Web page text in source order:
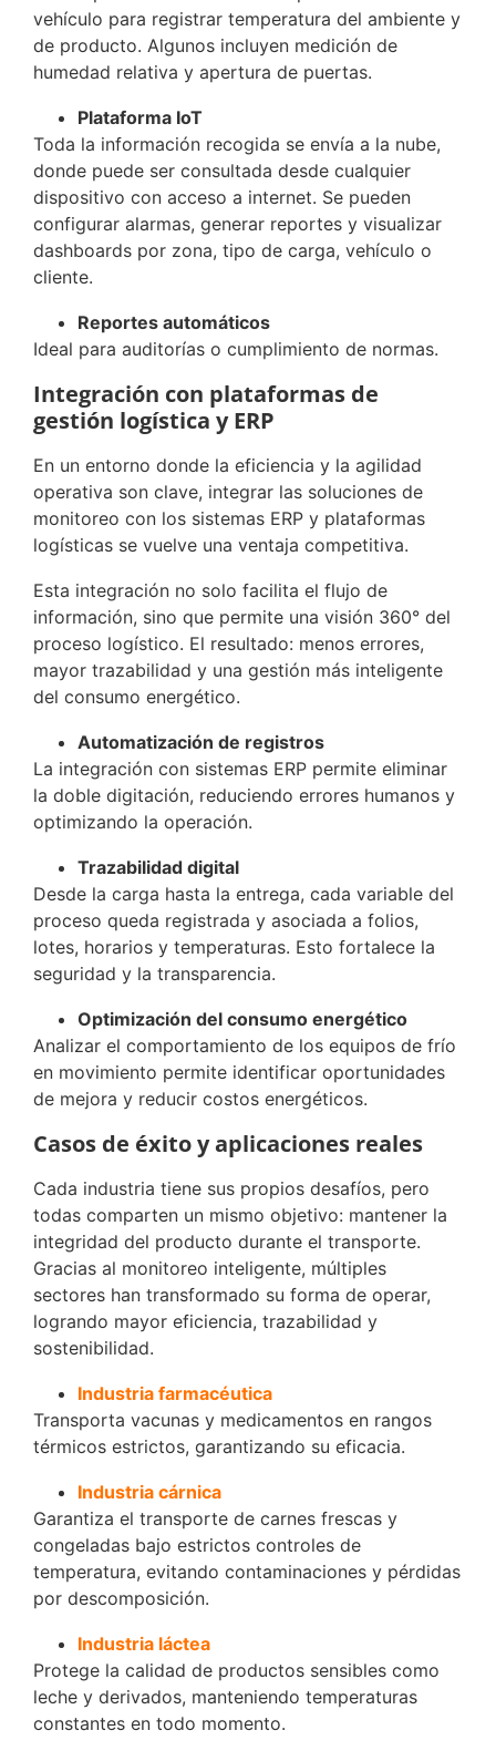
vehículo para registrar temperatura del ambiente y
de producto. Algunos incluyen medición de
humedad relativa y apertura de puertas.
Plataforma IoT
Toda la información recogida se envía a la nube,
donde puede ser consultada desde cualquier
dispositivo con acceso a internet. Se pueden
configurar alarmas, generar reportes y visualizar
dashboards por zona, tipo de carga, vehículo o
cliente.
Reportes automáticos
Ideal para auditorías o cumplimiento de normas.
Integración con plataformas de
gestión logística y ERP
En un entorno donde la eficiencia y la agilidad
operativa son clave, integrar las soluciones de
monitoreo con los sistemas ERP y plataformas
logísticas se vuelve una ventaja competitiva.
Esta integración no solo facilita el flujo de
información, sino que permite una visión 360° del
proceso logístico. El resultado: menos errores,
mayor trazabilidad y una gestión más inteligente
del consumo energético.
Automatización de registros
La integración con sistemas ERP permite eliminar
la doble digitación, reduciendo errores humanos y
optimizando la operación.
Trazabilidad digital
Desde la carga hasta la entrega, cada variable del
proceso queda registrada y asociada a folios,
lotes, horarios y temperaturas. Esto fortalece la
seguridad y la transparencia.
Optimización del consumo energético
Analizar el comportamiento de los equipos de frío
en movimiento permite identificar oportunidades
de mejora y reducir costos energéticos.
Casos de éxito y aplicaciones reales
Cada industria tiene sus propios desafíos, pero
todas comparten un mismo objetivo: mantener la
integridad del producto durante el transporte.
Gracias al monitoreo inteligente, múltiples
sectores han transformado su forma de operar,
logrando mayor eficiencia, trazabilidad y
sostenibilidad.
Industria farmacéutica
Transporta vacunas y medicamentos en rangos
térmicos estrictos, garantizando su eficacia.
Industria cárnica
Garantiza el transporte de carnes frescas y
congeladas bajo estrictos controles de
temperatura, evitando contaminaciones y pérdidas
por descomposición.
Industria láctea
Protege la calidad de productos sensibles como
leche y derivados, manteniendo temperaturas
constantes en todo momento.